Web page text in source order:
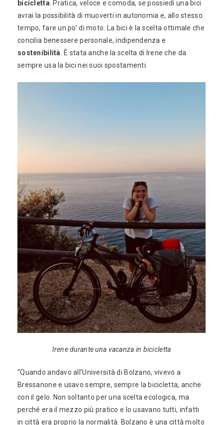
bicicletta . Pratica, veloce e comoda, se possiedi una bici
avrai la possibilità di muoverti in autonomia e, allo stesso
tempo, fare un po’ di moto. La bici è la scelta ottimale che
concilia benessere personale, indipendenza e
sostenibilità
. È stata anche la scelta di Irene che da
sempre usa la bici nei suoi spostamenti.
Irene durante una vacanza in bicicletta
“Quando andavo all’Università di Bolzano, vivevo a
Bressanone e usavo sempre, sempre la bicicletta, anche
con il gelo. Non soltanto per una scelta ecologica, ma
perché era il mezzo più pratico e lo usavano tutti, infatti
in città era proprio la normalità. Bolzano è una città molto